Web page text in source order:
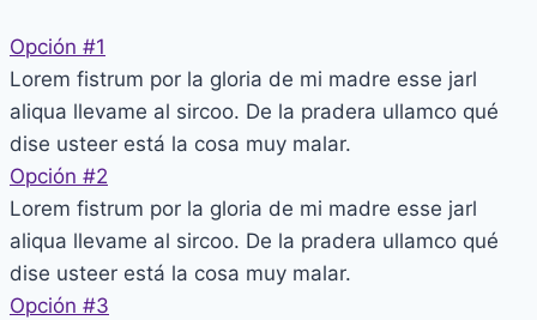
Opción #1
Lorem fistrum por la gloria de mi madre esse jarl
aliqua llevame al sircoo. De la pradera ullamco qué
dise usteer está la cosa muy malar.
Opción #2
Lorem fistrum por la gloria de mi madre esse jarl
aliqua llevame al sircoo. De la pradera ullamco qué
dise usteer está la cosa muy malar.
Opción #3